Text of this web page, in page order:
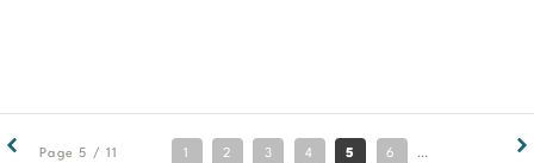
Page 5 / 11 1 2 3 4 5 6 9